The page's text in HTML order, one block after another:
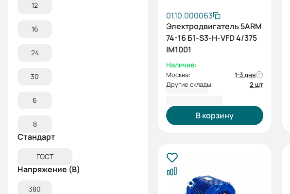
12
16
24
30
6
8
Стандарт
ГОСТ
Напряжение (В)
380
01.10.000063
Электродвигатель 5ARM
74-16 Б1-S3-Н-VFD 4/375
IM1001
Наличие:
Москва:
1-3 дня
Другие склады:
2 шт
В корзину